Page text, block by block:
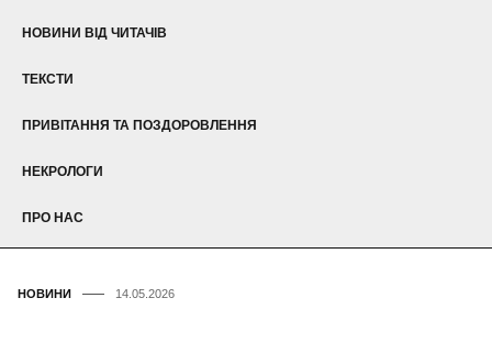
НОВИНИ ВІД ЧИТАЧІВ
ТЕКСТИ
ПРИВІТАННЯ ТА ПОЗДОРОВЛЕННЯ
НЕКРОЛОГИ
ПРО НАС
НОВИНИ 14.05.2026